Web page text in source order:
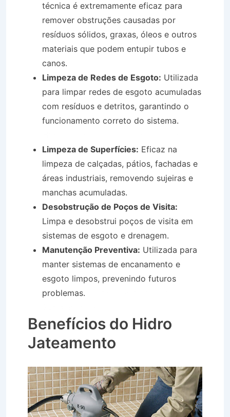
técnica é extremamente eficaz para
remover obstruções causadas por
resíduos sólidos, graxas, óleos e outros
materiais que podem entupir tubos e
canos.
Limpeza de Redes de Esgoto: Utilizada
para limpar redes de esgoto acumuladas
com resíduos e detritos, garantindo o
funcionamento correto do sistema.
Limpeza de Superfícies: Eficaz na
limpeza de calçadas, pátios, fachadas e
áreas industriais, removendo sujeiras e
manchas acumuladas.
Desobstrução de Poços de Visita:
Limpa e desobstrui poços de visita em
sistemas de esgoto e drenagem.
Manutenção Preventiva: Utilizada para
manter sistemas de encanamento e
esgoto limpos, prevenindo futuros
problemas.
Benefícios do Hidro
Jateamento